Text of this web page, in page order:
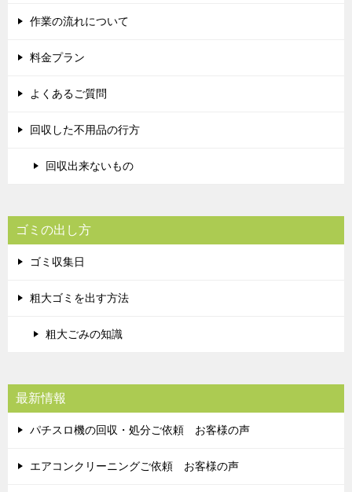
作業の流れについて
料金プラン
よくあるご質問
回収した不用品の行方
回収出来ないもの
ゴミの出し方
ゴミ収集日
粗大ゴミを出す方法
粗大ごみの知識
最新情報
パチスロ機の回収・処分ご依頼 お客様の声
エアコンクリーニングご依頼 お客様の声